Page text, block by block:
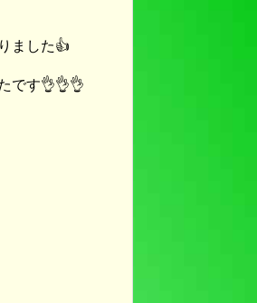
ました👍
です👌👌👌